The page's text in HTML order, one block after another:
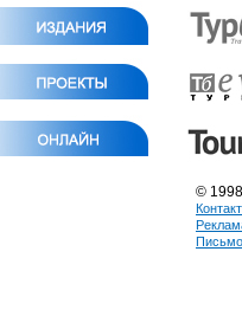
©
Письмо